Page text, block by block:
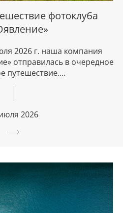
фотоклуба
2026 г. наша компания
отправилась в очередное
путешествие....
2026